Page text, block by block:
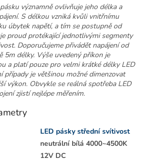
významně ovlivňuje jeho délka a
S délkou vzniká kvůli vnitřnímu
úbytek napětí, a tím se postupně od
proud protékající jednotlivými segmenty
Doporučujeme přivádět napájení od
5m délky. Výše uvedený příkon je
a platí pouze pro velmi krátké délky LED
případy je většinou možné dimenzovat
výkon. Obvykle se reálná spotřeba LED
zjistí nejlépe měřením.
LED pásky střední svítivost
neutrální bílá 4000~4500K
12V DC